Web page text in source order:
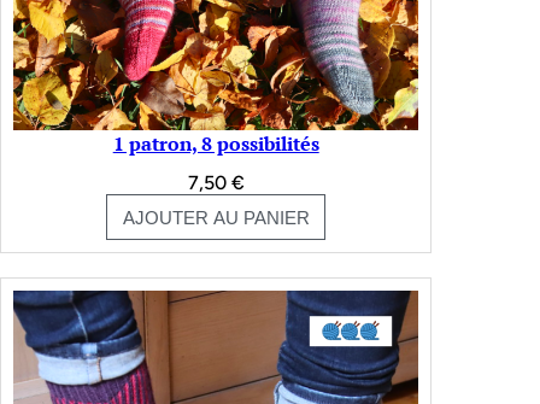
1 patron, 8 possibilités
7,50 €
AJOUTER AU PANIER